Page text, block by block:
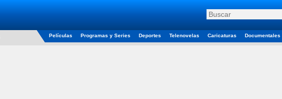
Películas Programas y Series Deportes Telenovelas Caricaturas Documentales